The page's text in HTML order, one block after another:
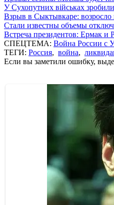
У Сухопутних військах зробили
Взрыв в Сыктывкаре: возросло
Стали известны объемы
Встреча президентов: Ермак и
СПЕЦТЕМА: Война России с
ТЕГИ: Россия, война,
Если вы заметили ошибку,